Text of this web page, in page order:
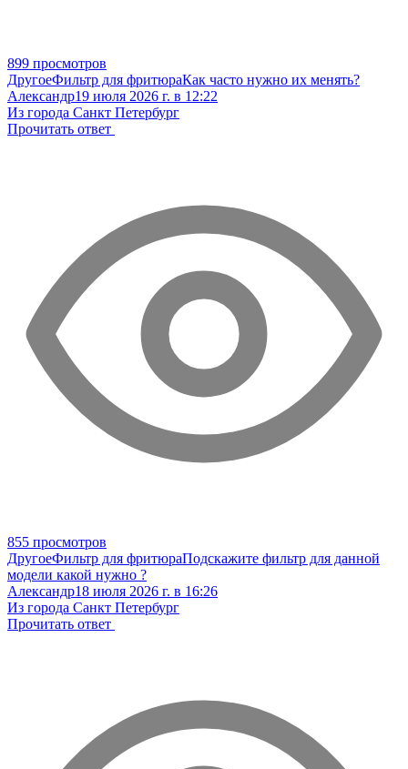
899 просмотров
ДругоеФильтр для фритюраКак часто нужно их менять?
Александр19 июля 2026 г. в 12:22
Из города Санкт Петербург
Прочитать ответ
855 просмотров
ДругоеФильтр для фритюраПодскажите фильтр для данной
модели какой нужно ?
Александр18 июля 2026 г. в 16:26
Из города Санкт Петербург
Прочитать ответ